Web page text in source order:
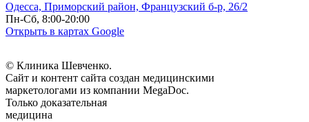
Одесса, Приморский район, Французский б-р, 26/2
Пн-Сб, 8:00-20:00
Открыть в картах Google
© Клиника Шевченко.
Сайт и контент сайта создан медицинскими
маркетологами из компании MegaDoc.
Только доказательная
медицина